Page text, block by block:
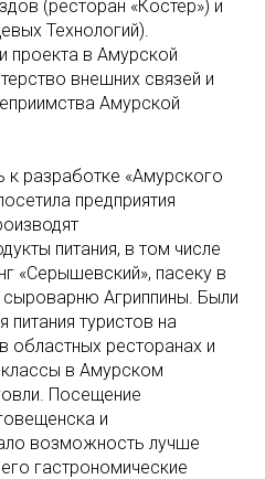
(ресторан «Костер») и
Технологий).
проекта в Амурской
внешних связей и
Амурской
к разработке «Амурского
предприятия
питания, в том числе
«Серышевский», пасеку в
Агриппины. Были
туристов на
областных ресторанах и
в Амурском
Посещение
и
возможность лучше
гастрономические